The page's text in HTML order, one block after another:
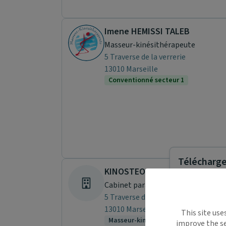
Imene HEMISSI TALEB
Masseur-kinésithérapeute
5 Traverse de la verrerie
13010 Marseille
Conventionné secteur 1
KINOSTEOSPORT 13
Cabinet paramédical
5 Traverse de la verrerie
13010 Marseille
Masseur-kinésithérapeute (4)
This site
improve the